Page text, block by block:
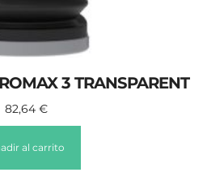
3 TRANSPARENT
82,64 €
al carrito